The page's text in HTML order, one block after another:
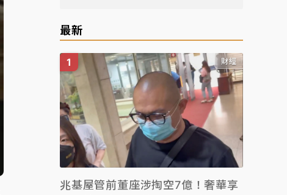
最新
財經
兆基屋管前董座涉掏空7億！奢華享